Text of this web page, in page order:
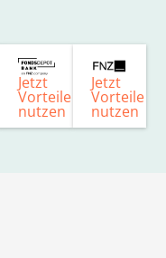
Jetzt
Vorteile
nutzen
Jetzt
Vorteile
nutzen